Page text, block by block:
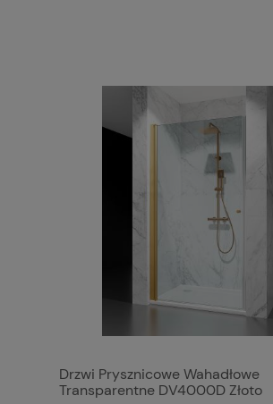
Drzwi Prysznicowe Wahadłowe
Transparentne DV4000D Złoto